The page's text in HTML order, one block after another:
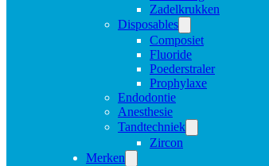
Zadelkrukken
Disposables
Composiet
Fluoride
Poederstraler
Prophylaxe
Endodontie
Anesthesie
Tandtechniek
Zircon
Merken